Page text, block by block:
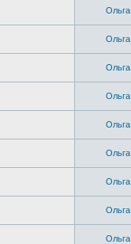
Ольга
Ольга
Ольга
Ольга
Ольга
Ольга
Ольга
Ольга
Ольга